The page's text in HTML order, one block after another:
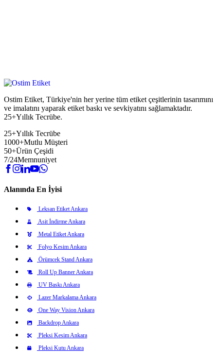
Ostim Etiket, Türkiye'nin her yerine tüm etiket çeşitlerinin tasarımını
ve imalatını yaparak etiket baskı ve sevkiyatını sağlamaktadır.
25+Yıllık Tecrübe.
25+Yıllık Tecrübe
1000+Mutlu Müşteri
50+Ürün Çeşidi
7/24Memnuniyet
Alanında En İyisi
Leksan Etiket Ankara
Asit İndirme Ankara
Metal Etiket Ankara
Folyo Kesim Ankara
Örümcek Stand Ankara
Roll Up Banner Ankara
UV Baskı Ankara
Lazer Markalama Ankara
One Way Vision Ankara
Backdrop Ankara
Pleksi Kesim Ankara
Pleksi Kutu Ankara